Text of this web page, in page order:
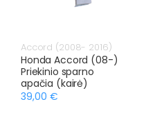
Accord (2008- 2016)
Honda Accord (08-)
Priekinio sparno
apačia (kairė)
39,00 €